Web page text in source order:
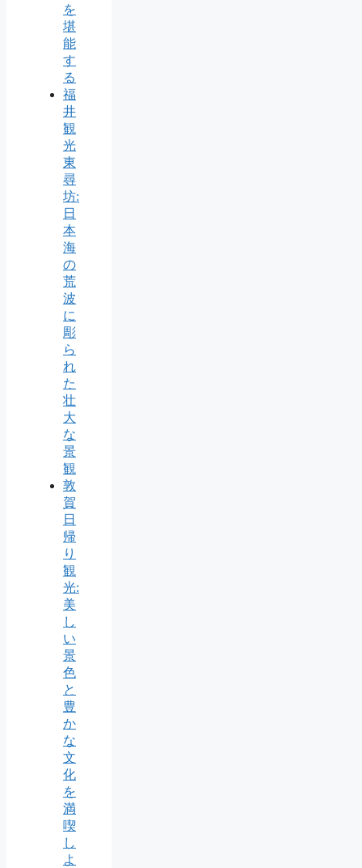
を
堪
能
す
る
福
井
観
光
東
尋
坊:
日
本
海
の
荒
波
に
彫
ら
れ
た
壮
大
な
景
観
敦
賀
日
帰
り
観
光:
美
し
い
景
色
と
豊
か
な
文
化
を
満
喫
し
よ